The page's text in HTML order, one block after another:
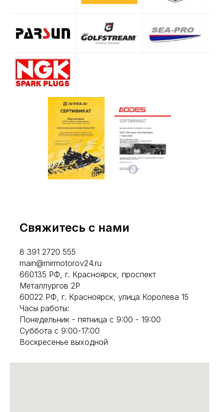
Свяжитесь с нами
8 391 2720 555
main@mirmotorov24.ru
660135 РФ, г. Красноярск, проспект
Металлургов 2Р
60022 РФ, г. Красноярск, улица Королева 15
Часы работы:
Понедельник - пятница с 9:00 - 19:00
Суббота с 9:00-17:00
Воскресенье выходной